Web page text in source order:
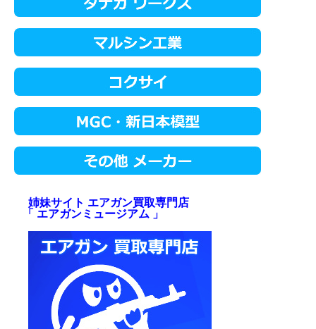
姉妹サイト エアガン買取専門店
「 エアガンミュージアム 」